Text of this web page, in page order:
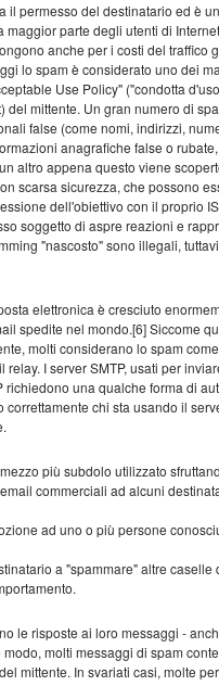
il permesso del destinatario ed è
parte degli utenti di
anche per i costi del traffico
lo spam è considerato uno dei
Use Policy" ("condotta
mittente. Un gran numero di
false (come nomi, indirizzi,
anagrafiche false o
altro appena questo viene
scarsa sicurezza, che possono
dell'obiettivo con il proprio
soggetto di aspre reazioni e
"nascosto" sono illegali,
elettronica è cresciuto
spedite nel mondo.[6] Siccome
molti considerano lo spam
I server SMTP, usati per
una qualche forma di
chi sta usando il
più subdolo utilizzato
commerciali ad alcuni
ad uno o più persone
a "spammare" altre
le risposte ai loro messaggi -
molti messaggi di spam
mittente. In svariati casi, molte